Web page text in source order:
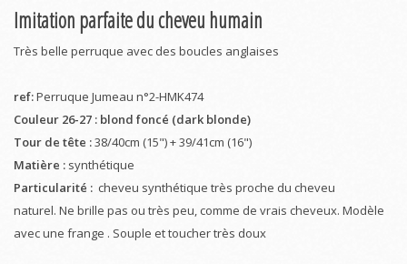
Imitation parfaite du cheveu humain
Très belle perruque avec des boucles anglaises
ref:Perruque Jumeau n°2-HMK474
Couleur 26-27 : blond foncé (dark blonde)
Tour de tête :38/40cm (15") + 39/41cm (16")
Matière : synthétique
Particularité : cheveu synthétique très proche du cheveu
naturel. Ne brille pas ou très peu, comme de vrais cheveux. Modèle
avec une frange . Souple et toucher très doux